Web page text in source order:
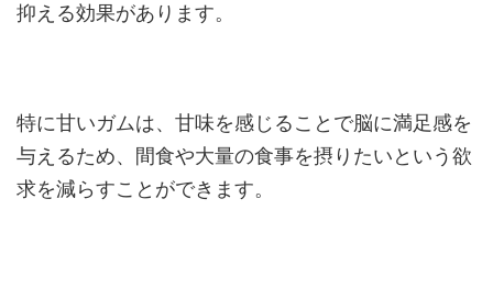
抑える効果があります。
特に甘いガムは、甘味を感じることで脳に満足感を
与えるため、間食や大量の食事を摂りたいという欲
求を減らすことができます。